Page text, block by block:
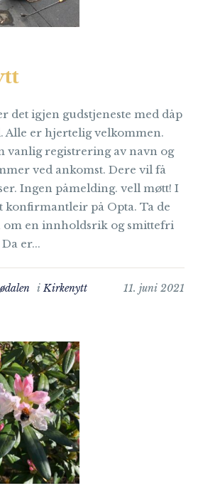
det igjen gudstjeneste med dåp
Alle er hjertelig velkommen.
vanlig registrering av navn og
ved ankomst. Dere vil få
Ingen påmelding. vell møtt! I
konfirmantleir på Opta. Ta de
om en innholdsrik og smittefri
er...
11. juni 2021
iKirkenytt